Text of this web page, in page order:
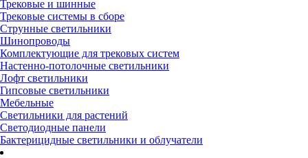
Трековые и шинные
Трековые системы в сборе
Струнные светильники
Шинопроводы
Комплектующие для трековых систем
Настенно-потолочные светильники
Лофт светильники
Гипсовые светильники
Мебельные
Светильники для растений
Светодиодные панели
Бактерицидные светильники и облучатели